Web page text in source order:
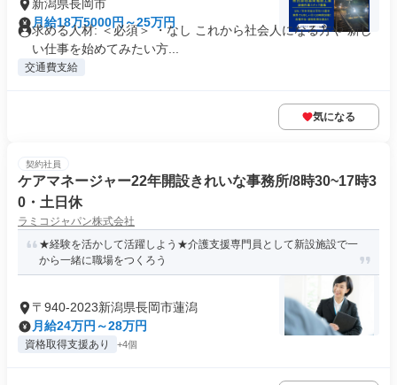
新潟県長岡市
月給18万5000円～25万円
求める人材: ＜必須＞ ・なし これから社会人になる方や 新し
い仕事を始めてみたい方...
交通費支給
気になる
契約社員
ケアマネージャー22年開設きれいな事務所/8時30~17時3
0・土日休
ラミコジャパン株式会社
★経験を活かして活躍しよう★介護支援専門員として新設施設で一
から一緒に職場をつくろう
〒940-2023新潟県長岡市蓮潟
月給24万円～28万円
資格取得支援あり +4個